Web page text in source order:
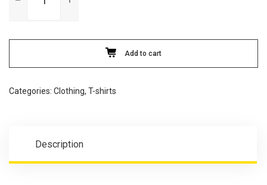
Add to cart
Categories: Clothing, T-shirts
Description